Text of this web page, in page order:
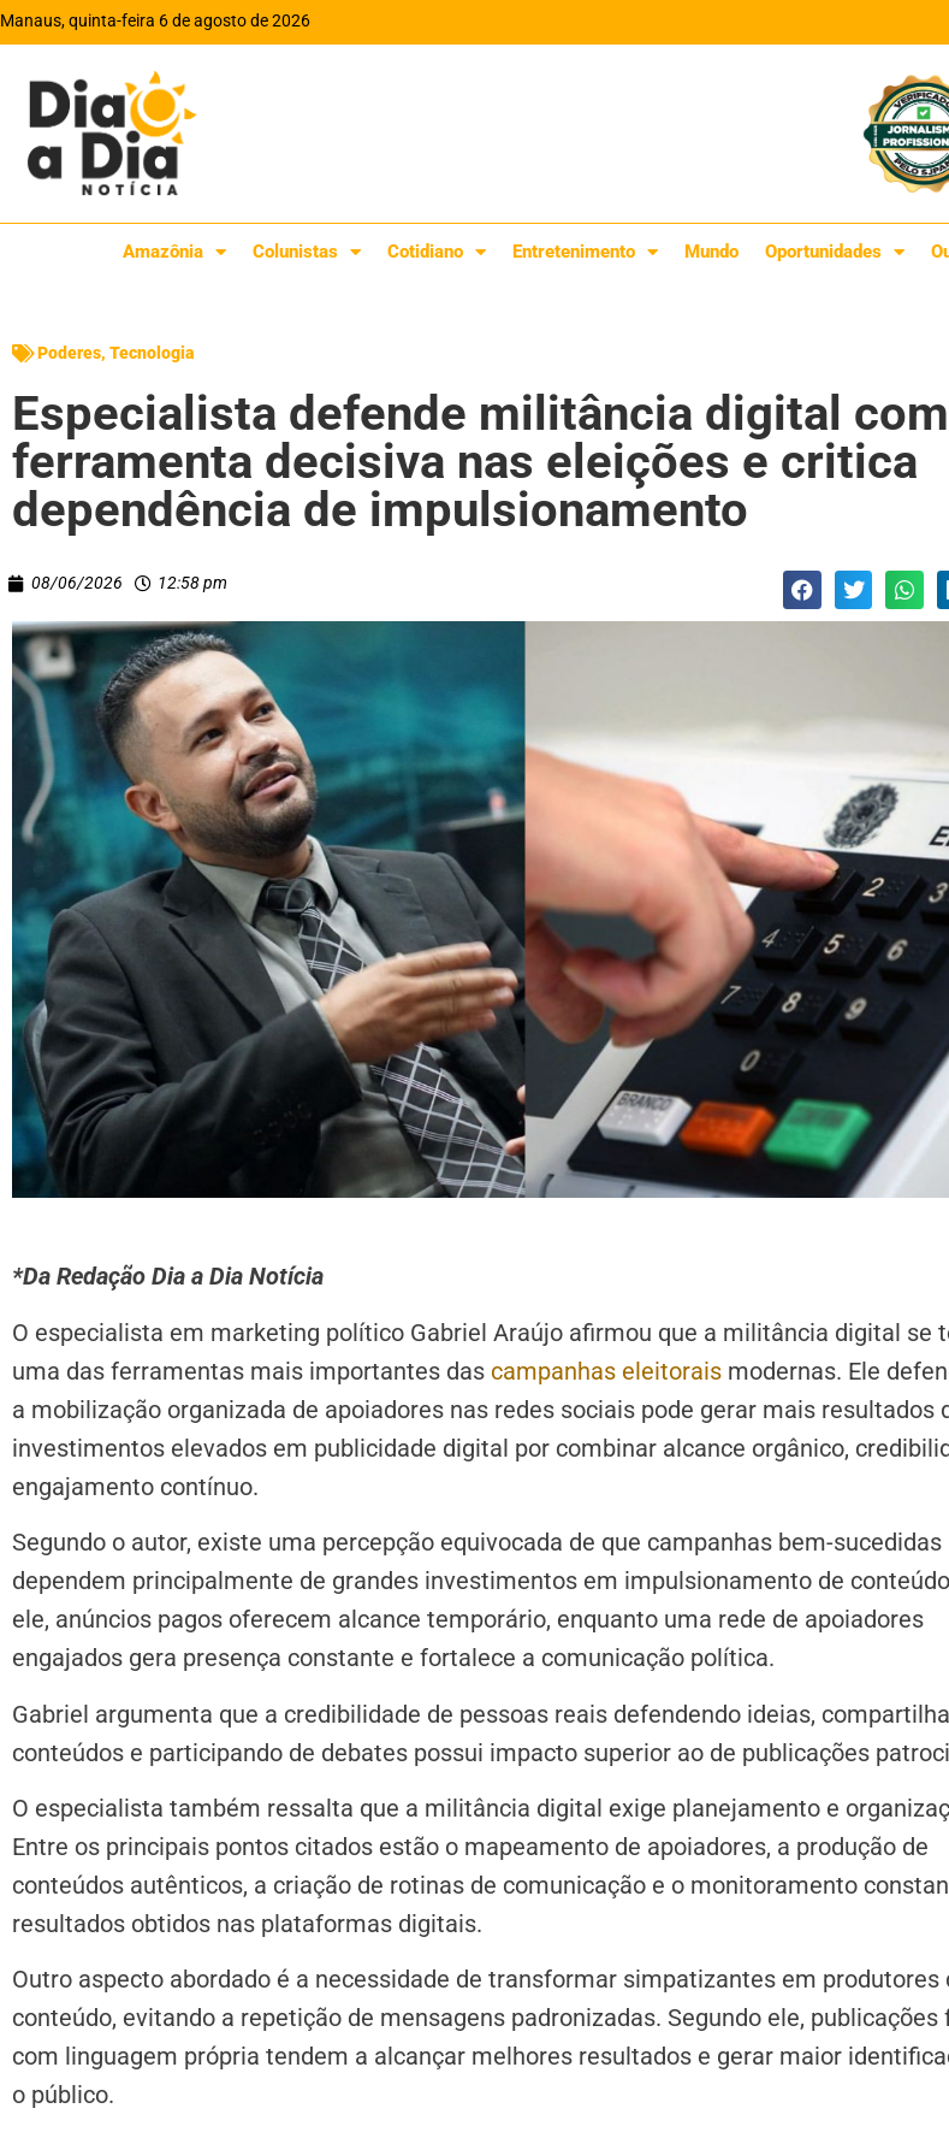
Manaus, quinta-feira 6 de agosto de 2026
Amazônia Colunistas Cotidiano Entretenimento Mundo Oportunidades
Poderes, Tecnologia
Especialista defende militância digital
ferramenta decisiva nas eleições e critica
dependência de impulsionamento
08/06/2026 12:58 pm
*Da Redação Dia a Dia Notícia
O especialista em marketing político Gabriel Araújo afirmou que a militância digital se
uma das ferramentas mais importantes das campanhas eleitorais modernas. Ele
a mobilização organizada de apoiadores nas redes sociais pode gerar mais resultados
investimentos elevados em publicidade digital por combinar alcance orgânico,
engajamento contínuo.
Segundo o autor, existe uma percepção equivocada de que campanhas bem-sucedidas
dependem principalmente de grandes investimentos em impulsionamento de
ele, anúncios pagos oferecem alcance temporário, enquanto uma rede de apoiadores
engajados gera presença constante e fortalece a comunicação política.
Gabriel argumenta que a credibilidade de pessoas reais defendendo ideias,
conteúdos e participando de debates possui impacto superior ao de publicações
O especialista também ressalta que a militância digital exige planejamento e
Entre os principais pontos citados estão o mapeamento de apoiadores, a produção de
conteúdos autênticos, a criação de rotinas de comunicação e o monitoramento
resultados obtidos nas plataformas digitais.
Outro aspecto abordado é a necessidade de transformar simpatizantes em produtores
conteúdo, evitando a repetição de mensagens padronizadas. Segundo ele, publicações
com linguagem própria tendem a alcançar melhores resultados e gerar maior
o público.